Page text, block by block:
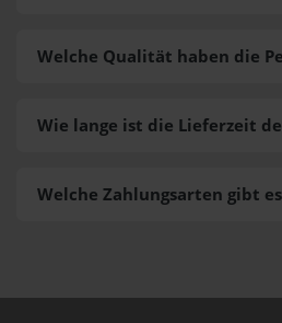
Welche Zahlungsarten gibt
Welche Qualität haben die
Wie lange ist die Lieferzeit